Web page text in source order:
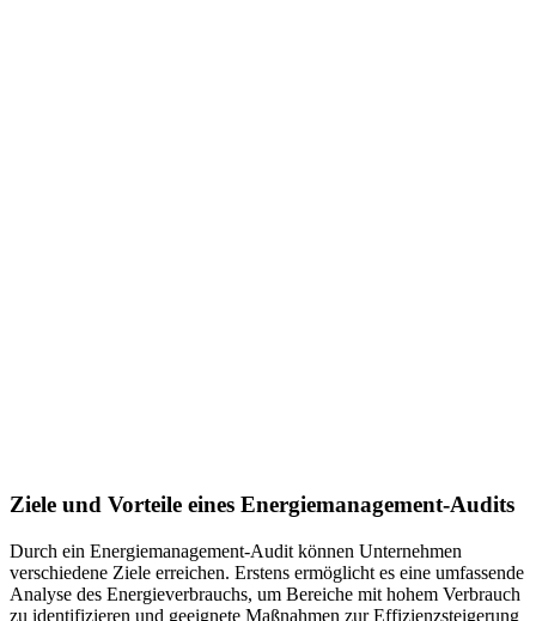
Ziele und Vorteile eines Energiemanagement-Audits
Durch ein Energiemanagement-Audit können Unternehmen
verschiedene Ziele erreichen. Erstens ermöglicht es eine umfassende
Analyse des Energieverbrauchs, um Bereiche mit hohem Verbrauch
zu identifizieren und geeignete Maßnahmen zur Effizienzsteigerung